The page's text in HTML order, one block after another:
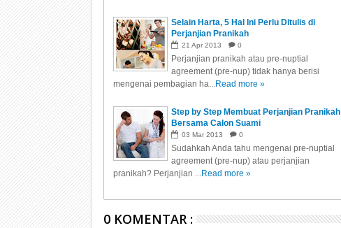
Selain Harta, 5 Hal Ini Perlu Ditulis di
Perjanjian Pranikah
21 Apr 2013 0
Perjanjian pranikah atau pre-nuptial
agreement (pre-nup) tidak hanya berisi
mengenai pembagian ha...Read more »
Step by Step Membuat Perjanjian Pranikah
Bersama Calon Suami
03 Mar 2013 0
Sudahkah Anda tahu mengenai pre-nuptial
agreement (pre-nup) atau perjanjian
pranikah? Perjanjian ...Read more »
0 KOMENTAR :